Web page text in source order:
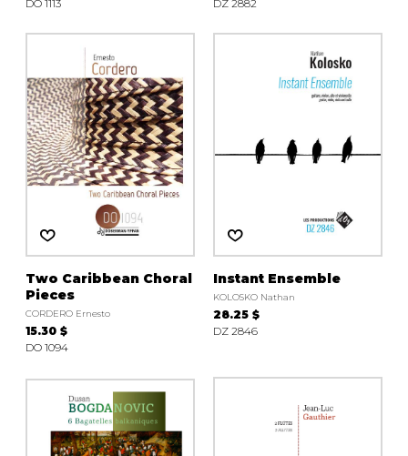
DO 1113
DZ 2882
Two Caribbean Choral
Pieces
CORDERO Ernesto
15.30 $
DO 1094
Instant Ensemble
KOLOSKO Nathan
28.25 $
DZ 2846